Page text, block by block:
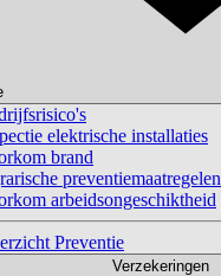
elektrische installaties
brand
preventiemaatregelen
arbeidsongeschiktheid
Preventie
Verzekeringen